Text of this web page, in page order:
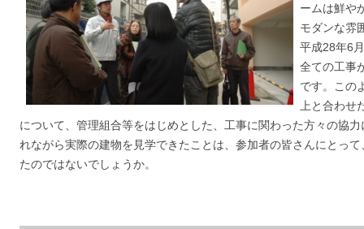
ームは鮮や
モダンな雰
平成28年6
全ての工事
です。この
上と合わせ
について、管理組合等をはじめとした、工事に関わった方々の協
れながら実際の建物を見学できたことは、参加者の皆さんにとっ
たのではないでしょうか。